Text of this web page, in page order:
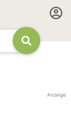
Anzeige